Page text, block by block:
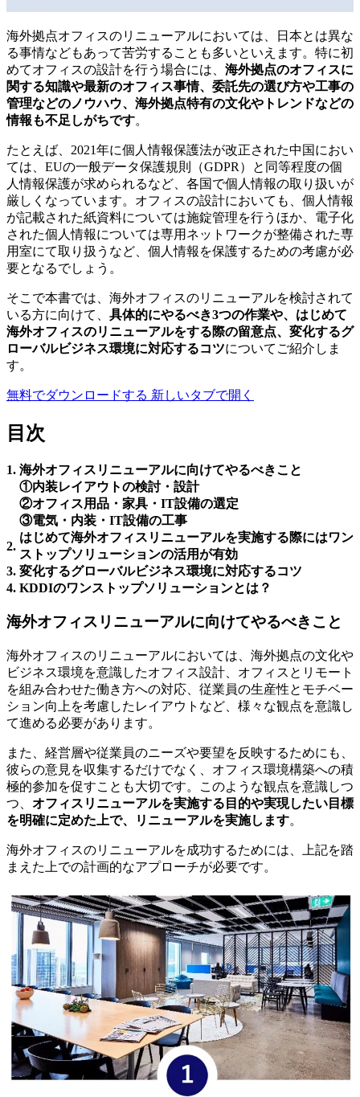
海外拠点オフィスのリニューアルにおいては、日本とは異な
る事情などもあって苦労することも多いといえます。特に初
めてオフィスの設計を行う場合には、 海外拠点のオフィスに
関する知識や最新のオフィス事情、委託先の選び方や工事の
管理などのノウハウ、海外拠点特有の文化やトレンドなどの
情報も不足しがちです。
たとえば、2021年に個人情報保護法が改正された中国におい
ては、EUの一般データ保護規則（GDPR）と同等程度の個
人情報保護が求められるなど、各国で個人情報の取り扱いが
厳しくなっています。オフィスの設計においても、個人情報
が記載された紙資料については施錠管理を行うほか、電子化
された個人情報については専用ネットワークが整備された専
用室にて取り扱うなど、個人情報を保護するための考慮が必
要となるでしょう。
そこで本書では、海外オフィスのリニューアルを検討されて
いる方に向けて、 具体的にやるべき3つの作業や、はじめて
海外オフィスのリニューアルをする際の留意点、変化するグ
ローバルビジネス環境に対応するコツについてご紹介しま
す。
無料でダウンロードする 新しいタブで開く
目次
1. 海外オフィスリニューアルに向けてやるべきこと
①内装レイアウトの検討・設計
②オフィス用品・家具・IT設備の選定
③電気・内装・IT設備の工事
2.
はじめて海外オフィスリニューアルを実施する際にはワン
ストップソリューションの活用が有効
3. 変化するグローバルビジネス環境に対応するコツ
4. KDDIのワンストップソリューションとは？
海外オフィスリニューアルに向けてやるべきこと
海外オフィスのリニューアルにおいては、海外拠点の文化や
ビジネス環境を意識したオフィス設計、オフィスとリモート
を組み合わせた働き方への対応、従業員の生産性とモチベー
ション向上を考慮したレイアウトなど、様々な観点を意識し
て進める必要があります。
また、経営層や従業員のニーズや要望を反映するためにも、
彼らの意見を収集するだけでなく、オフィス環境構築への積
極的参加を促すことも大切です。このような観点を意識しつ
つ、 オフィスリニューアルを実施する目的や実現したい目標
を明確に定めた上で、リニューアルを実施します。
海外オフィスのリニューアルを成功するためには、上記を踏
まえた上での計画的なアプローチが必要です。